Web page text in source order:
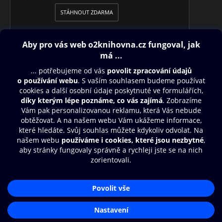
STÁHNOUT ZDARMA
Obsah ke stažení
Moje O2 Knihovna
Další zábava
© O2 Czech Republic a.s.
Zásady zpracování osobních údajůAplikace O2 Knihovna
Čti a poslouchej své e-knihy a